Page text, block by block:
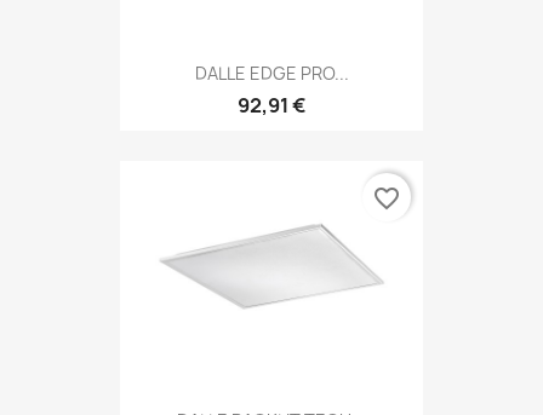
DALLE EDGE PRO...
92,91 €
favorite_border